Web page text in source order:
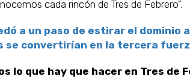
cada rincón de Tres de Febrero".
a un paso de estirar el dominio
se convertirían en la tercera
lo que hay que hacer en Tres de